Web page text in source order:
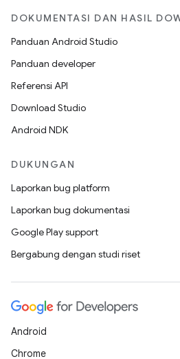
DOKUMENTASI DAN HASIL
Panduan Android Studio
Panduan developer
Referensi API
Download Studio
Android NDK
DUKUNGAN
Laporkan bug platform
Laporkan bug dokumentasi
Google Play support
Bergabung dengan studi riset
Android
Chrome